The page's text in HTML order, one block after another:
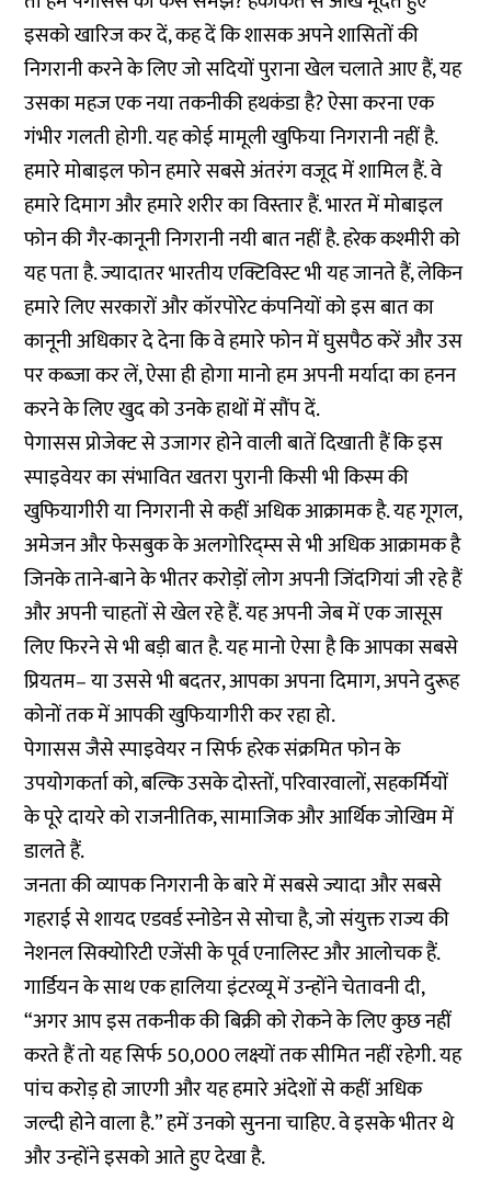
इसको खारिज कर दें, कह दें कि शासक अपने शासितों की
निगरानी करने के लिए जो सदियों पुराना खेल चलाते आए हैं, यह
उसका महज एक नया तकनीकी हथकंडा है? ऐसा करना एक
गंभीर गलती होगी. यह कोई मामूली खुफिया निगरानी नहीं है.
हमारे मोबाइल फोन हमारे सबसे अंतरंग वजूद में शामिल हैं. वे
हमारे दिमाग और हमारे शरीर का विस्तार हैं. भारत में मोबाइल
फोन की गैर-कानूनी निगरानी नयी बात नहीं है. हरेक कश्मीरी को
यह पता है. ज्यादातर भारतीय एक्टिविस्ट भी यह जानते हैं, लेकिन
हमारे लिए सरकारों और कॉरपोरेट कंपनियों को इस बात का
कानूनी अधिकार दे देना कि वे हमारे फोन में घुसपैठ करें और उस
पर कब्जा कर लें, ऐसा ही होगा मानो हम अपनी मर्यादा का हनन
करने के लिए खुद को उनके हाथों में सौंप दें.
पेगासस प्रोजेक्ट से उजागर होने वाली बातें दिखाती हैं कि इस
स्पाइवेयर का संभावित खतरा पुरानी किसी भी किस्म की
खुफियागीरी या निगरानी से कहीं अधिक आक्रामक है. यह गूगल,
अमेजन और फेसबुक के अलगोरिद्म्स से भी अधिक आक्रामक है
जिनके ताने-बाने के भीतर करोड़ों लोग अपनी जिंदगियां जी रहे हैं
और अपनी चाहतों से खेल रहे हैं. यह अपनी जेब में एक जासूस
लिए फिरने से भी बड़ी बात है. यह मानो ऐसा है कि आपका सबसे
प्रियतम– या उससे भी बदतर, आपका अपना दिमाग, अपने दुरूह
कोनों तक में आपकी खुफियागीरी कर रहा हो.
पेगासस जैसे स्पाइवेयर न सिर्फ हरेक संक्रमित फोन के
उपयोगकर्ता को, बल्कि उसके दोस्तों, परिवारवालों, सहकर्मियों
के पूरे दायरे को राजनीतिक, सामाजिक और आर्थिक जोखिम में
डालते हैं.
जनता की व्यापक निगरानी के बारे में सबसे ज्यादा और सबसे
गहराई से शायद एडवर्ड स्नोडेन से सोचा है, जो संयुक्त राज्य की
नेशनल सि‍क्योरिटी एजेंसी के पूर्व एनालिस्ट और आलोचक हैं.
गार्डियन के साथ एक हालिया इंटरव्यू में उन्होंने चेतावनी दी,
“अगर आप इस तकनीक की बिक्री को रोकने के लिए कुछ नहीं
करते हैं तो यह सिर्फ 50,000 लक्ष्‍यों तक सीमित नहीं रहेगी. यह
पांच करोड़ हो जाएगी और यह हमारे अंदेशों से कहीं अधिक
जल्दी होने वाला है.” हमें उनको सुनना चाहिए. वे इसके भीतर थे
और उन्होंने इसको आते हुए देखा है.